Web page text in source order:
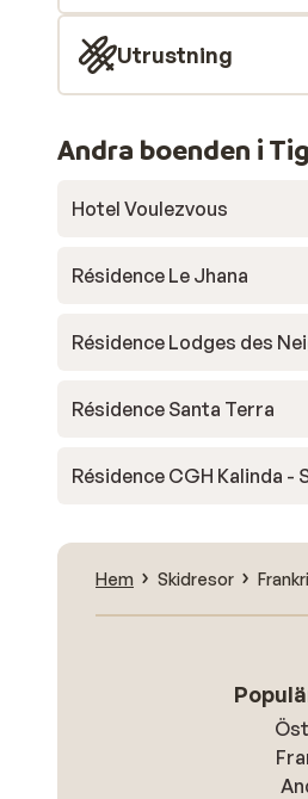
Utrustning
Andra boenden i
Hotel Voulezvous
Résidence Le Jhana
Résidence Lodges des
Résidence Santa Terra
Résidence CGH Kalinda -
Hem Skidresor